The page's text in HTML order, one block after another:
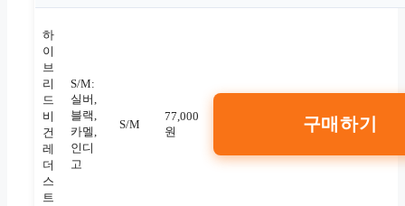
하
이
브
리
드
비
건
레
더
스
트
S/M:
실버,
블랙,
카멜,
인디
고
S/M
77,000
원
구매하기